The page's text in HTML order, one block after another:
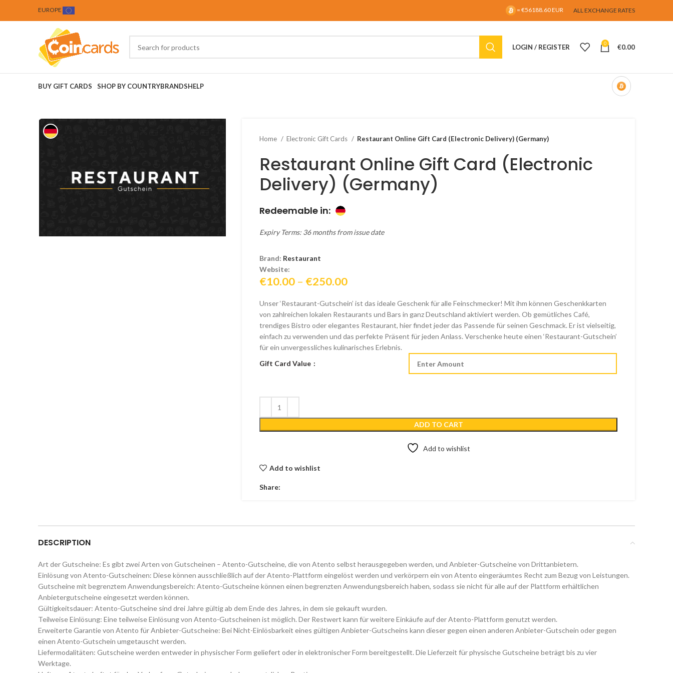
EUROPE = €56188.60 EUR ALL EXCHANGE RATES
LOGIN / REGISTER 0 €0.00
BUY GIFT CARDS SHOP BY COUNTRYBRANDSHELP
Home Electronic Gift Cards Restaurant Online Gift Card (Electronic Delivery) (Germany)
Restaurant Online Gift Card (Electronic
Delivery) (Germany)
Redeemable in:
Expiry Terms: 36 months from issue date
Brand: Restaurant
Website:
€10.00 – €250.00Price
€10.00
through
€250.00
Unser ‘Restaurant-Gutschein’ ist das ideale Geschenk für alle Feinschmecker! Mit ihm können Geschenkkarten
von zahlreichen lokalen Restaurants und Bars in ganz Deutschland aktiviert werden. Ob gemütliches Café,
trendiges Bistro oder elegantes Restaurant, hier findet jeder das Passende für seinen Geschmack. Er ist vielseitig,
einfach zu verwenden und das perfekte Präsent für jeden Anlass. Verschenke heute einen ‘Restaurant-Gutschein’
für ein unvergessliches kulinarisches Erlebnis.
Gift Card Value
ADD TO CART
Add to wishlist
Add to wishlist
Share:
DESCRIPTION
Art der Gutscheine: Es gibt zwei Arten von Gutscheinen – Atento-Gutscheine, die von Atento selbst herausgegeben werden, und Anbieter-Gutscheine von Drittanbietern.
Einlösung von Atento-Gutscheinen: Diese können ausschließlich auf der Atento-Plattform eingelöst werden und verkörpern ein von Atento eingeräumtes Recht zum Bezug von Leistungen.
Gutscheine mit begrenztem Anwendungsbereich: Atento-Gutscheine können einen begrenzten Anwendungsbereich haben, sodass sie nicht für alle auf der Plattform erhältlichen
Anbietergutscheine eingesetzt werden können.
Gültigkeitsdauer: Atento-Gutscheine sind drei Jahre gültig ab dem Ende des Jahres, in dem sie gekauft wurden.
Teilweise Einlösung: Eine teilweise Einlösung von Atento-Gutscheinen ist möglich. Der Restwert kann für weitere Einkäufe auf der Atento-Plattform genutzt werden.
Erweiterte Garantie von Atento für Anbieter-Gutscheine: Bei Nicht-Einlösbarkeit eines gültigen Anbieter-Gutscheins kann dieser gegen einen anderen Anbieter-Gutschein oder gegen
einen Atento-Gutschein umgetauscht werden.
Liefermodalitäten: Gutscheine werden entweder in physischer Form geliefert oder in elektronischer Form bereitgestellt. Die Lieferzeit für physische Gutscheine beträgt bis zu vier
Werktage.